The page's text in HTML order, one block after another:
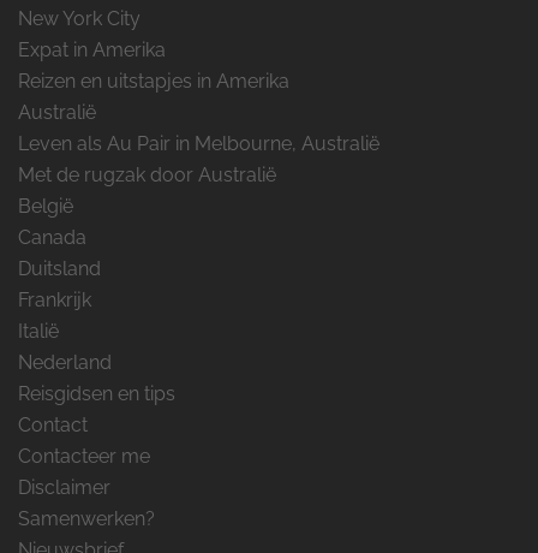
New York City
Expat in Amerika
Reizen en uitstapjes in Amerika
Australië
Leven als Au Pair in Melbourne, Australië
Met de rugzak door Australië
België
Canada
Duitsland
Frankrijk
Italië
Nederland
Reisgidsen en tips
Contact
Contacteer me
Disclaimer
Samenwerken?